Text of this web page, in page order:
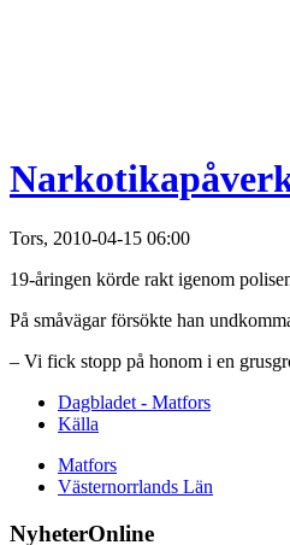
Tors, 2010-04-15 06:00
19-åringen körde rakt igenom
På småvägar försökte han
– Vi fick stopp på honom i en
Dagbladet - Matfors
Källa
Matfors
Västernorrlands Län
NyheterOnline